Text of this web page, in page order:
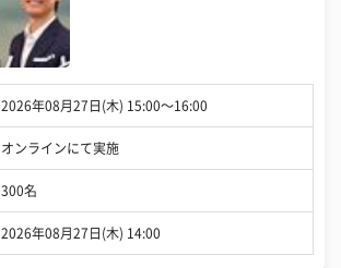
2026年08月27日(木) 15:00〜16:00
オンラインにて実施
300名
2026年08月27日(木) 14:00